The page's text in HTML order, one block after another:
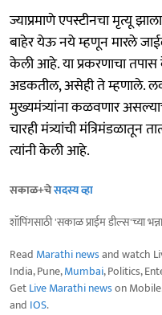
ज्याप्रमाणे एपस्टीनचा मृत्यू
बाहेर येऊ नये म्हणून मारले
केली आहे. या प्रकरणाचा तपास
अडकतील, असेही ते म्हणाले.
मुख्यमंत्र्यांना कळवणार
चारही मंत्र्यांची मंत्रिमंडळातून
त्यांनी केली आहे.
सकाळ+चेसदस्य व्हा
शॉपिंगसाठी 'सकाळ प्राईम डील्स'च्या
Read Marathi newsand watch
India, Pune,Mumbai, Politics,
GetLive Marathi newson
and IOS.